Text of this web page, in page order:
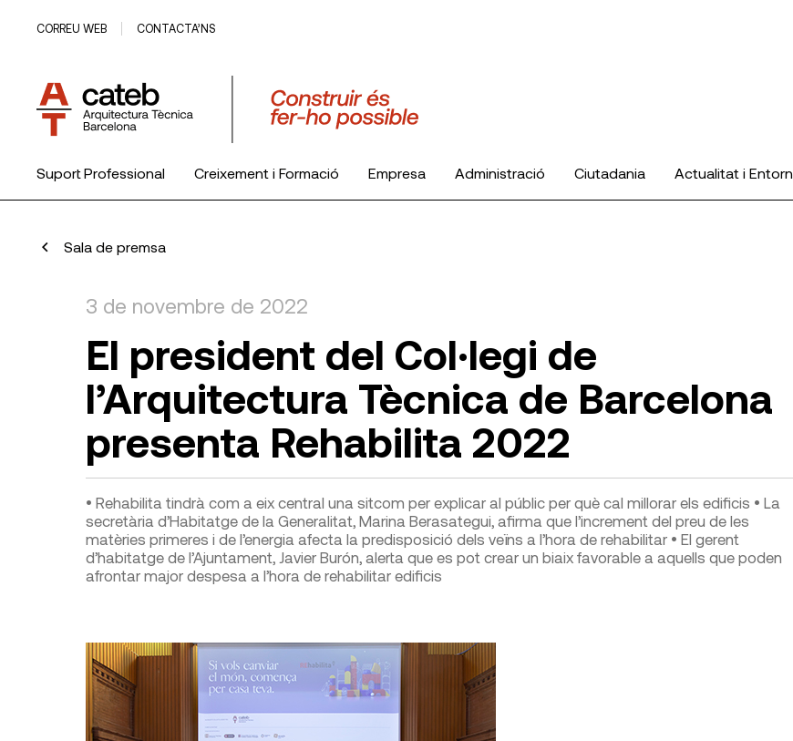
CORREU WEB CONTACTA’NS
Suport Professional Creixement i Formació Empresa Administració Ciutadania Actualitat i Entorn
Sala de premsa
3 de novembre de 2022
El president del Col·legi de
l’Arquitectura Tècnica de Barcelona
presenta Rehabilita 2022
• Rehabilita tindrà com a eix central una sitcom per explicar al públic per què cal millorar els edificis • La
secretària d’Habitatge de la Generalitat, Marina Berasategui, afirma que l’increment del preu de les
matèries primeres i de l’energia afecta la predisposició dels veïns a l’hora de rehabilitar • El gerent
d’habitatge de l’Ajuntament, Javier Burón, alerta que es pot crear un biaix favorable a aquells que poden
afrontar major despesa a l’hora de rehabilitar edificis